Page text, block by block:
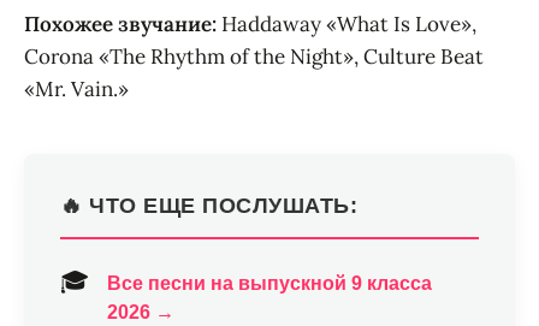
Похожее звучание: Haddaway «What Is Love»,
Corona «The Rhythm of the Night», Culture Beat
«Mr. Vain.»
🔥 ЧТО ЕЩЕ ПОСЛУШАТЬ:
🎓
Все песни на выпускной 9 класса
2026 →